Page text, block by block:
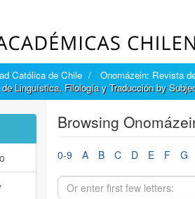
Católica de Chile
Onomázein: Revista
Linguística, Filología y Traducción by
Browsing
0-9 A B C D E F G